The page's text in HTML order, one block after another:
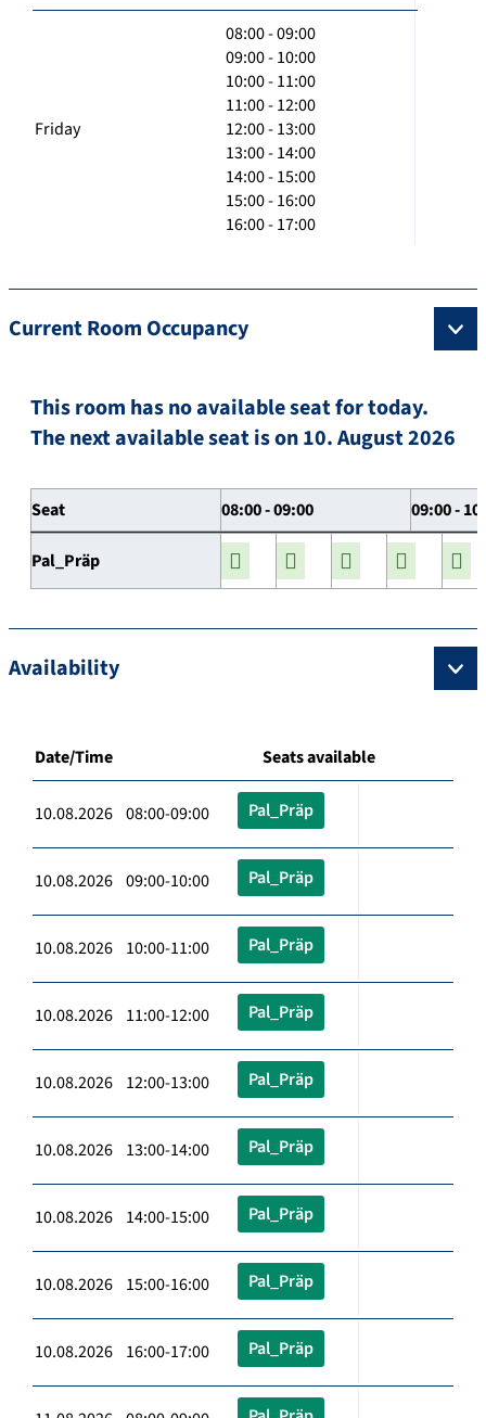
Friday
08:00 - 09:00
09:00 - 10:00
10:00 - 11:00
11:00 - 12:00
12:00 - 13:00
13:00 - 14:00
14:00 - 15:00
15:00 - 16:00
16:00 - 17:00
Current Room Occupancy
This room has no available seat for today.
The next available seat is on 10. August 2026
Seat 08:00 - 09:00 09:00 -
Pal_Präp
Availability
Date/Time Seats available
10.08.2026 08:00-09:00 Pal_Präp
10.08.2026 09:00-10:00 Pal_Präp
10.08.2026 10:00-11:00 Pal_Präp
10.08.2026 11:00-12:00 Pal_Präp
10.08.2026 12:00-13:00 Pal_Präp
10.08.2026 13:00-14:00 Pal_Präp
10.08.2026 14:00-15:00 Pal_Präp
10.08.2026 15:00-16:00 Pal_Präp
10.08.2026 16:00-17:00 Pal_Präp